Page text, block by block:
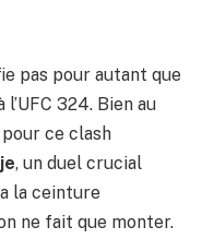
pas pour autant que
l’UFC 324. Bien au
pour ce clash
, un duel crucial
la ceinture
ne fait que monter.